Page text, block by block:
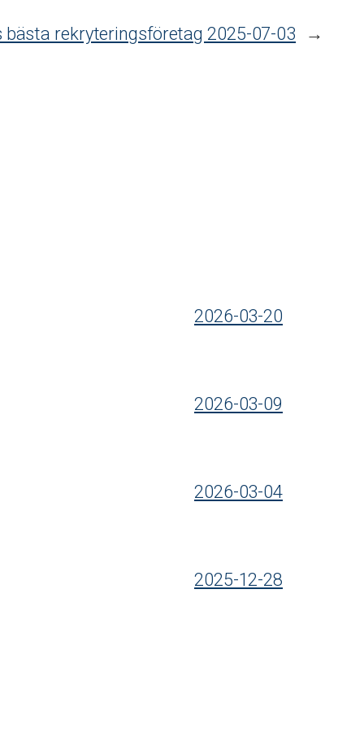
bästa rekryteringsföretag 2025-07-03 →
2026-03-20
2026-03-09
2026-03-04
2025-12-28